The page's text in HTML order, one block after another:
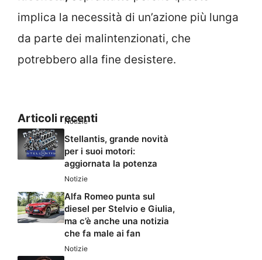
implica la necessità di un’azione più lunga
da parte dei malintenzionati, che
potrebbero alla fine desistere.
Articoli recenti
Notizie
Stellantis, grande novità
per i suoi motori:
aggiornata la potenza
Notizie
Alfa Romeo punta sul
diesel per Stelvio e Giulia,
ma c’è anche una notizia
che fa male ai fan
Notizie